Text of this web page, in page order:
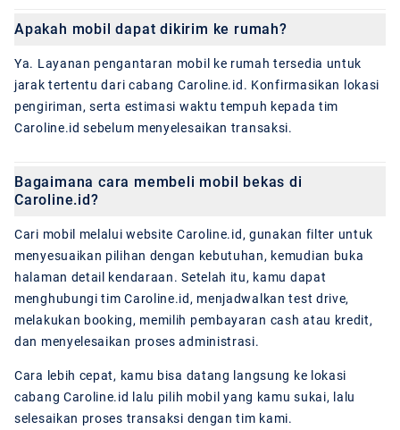
Apakah mobil dapat dikirim ke rumah?
Ya. Layanan pengantaran mobil ke rumah tersedia untuk
jarak tertentu dari cabang Caroline.id. Konfirmasikan lokasi
pengiriman, serta estimasi waktu tempuh kepada tim
Caroline.id sebelum menyelesaikan transaksi.
Bagaimana cara membeli mobil bekas di
Caroline.id?
Cari mobil melalui website Caroline.id, gunakan filter untuk
menyesuaikan pilihan dengan kebutuhan, kemudian buka
halaman detail kendaraan. Setelah itu, kamu dapat
menghubungi tim Caroline.id, menjadwalkan test drive,
melakukan booking, memilih pembayaran cash atau kredit,
dan menyelesaikan proses administrasi.
Cara lebih cepat, kamu bisa datang langsung ke lokasi
cabang Caroline.id lalu pilih mobil yang kamu sukai, lalu
selesaikan proses transaksi dengan tim kami.